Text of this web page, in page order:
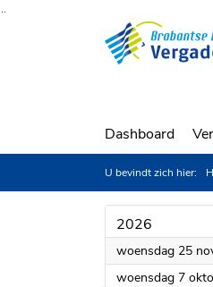
Ga naar de inhoud van deze pagina
Dashboard
U bevindt zich hier:
2026
woensdag 25
woensdag 7